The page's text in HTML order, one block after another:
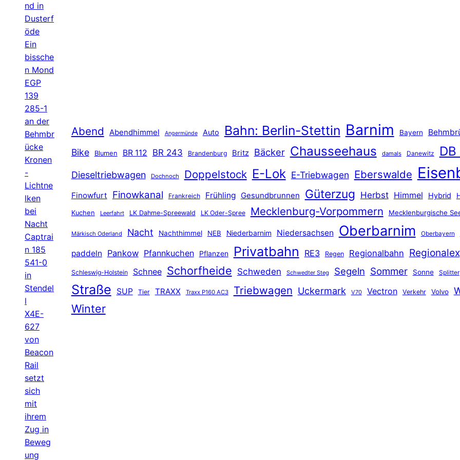
nd in
Dusterf
öde
Ein
bissche
n Mond
EGP
139
285-1
an der
Behmbr
ücke
Kronen
-
Lichtne
lken
bei
Nacht
Captrai
n 185
541-0
in
Stendel
l
X4E-
627
von
Beacon
Rail
setzt
sich
mit
ihrem
Zug in
Beweg
ung
Abend Abendhimmel Angermünde Auto Bahn: Berlin-Stettin Barnim Bayern
Bike Blumen BR 112 BR 243 Brandenburg Britz Bäcker Chausseehaus damals Danewitz DB
Dieseltriebwagen Dochnoch Doppelstock E-Lok E-Triebwagen Eberswalde
Finowfurt Finowkanal Frankreich Frühling Gesundbrunnen Güterzug Herbst Himmel Hybrid
Kuchen Leerfahrt LK Dahme-Spreewald LK Oder-Spree Mecklenburg-Vorpommern Mecklenburgische
Märkisch Oderland Nacht Nachthimmel NEB Niederbarnim Niedersachsen Oberbarnim Oberbayern
paddeln Pankow Pfannkuchen Pflanzen Privatbahn RE3 Regen Regionalbahn
Schleswig-Holstein Schnee Schorfheide Schweden Schwedter Steg Segeln Sommer Sonne Splitter
Straße SUP Tier TRAXX Traxx P160 AC3 Triebwagen Uckermark V70 Vectron Verkehr Volvo
Winter